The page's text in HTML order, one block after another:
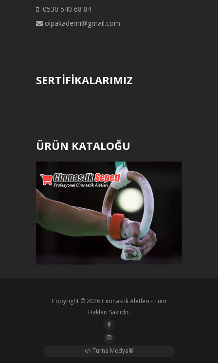
0530 540 68 84
olpakademi@gmail.com
SERTİFİKALARIMIZ
ÜRÜN KATALOĞU
Copyright © 2026 Cimnastik Aletleri - Tüm
Hakları Saklıdır.
Turna Medya®